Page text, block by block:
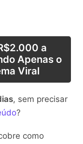
a
Apenas o
Viral
, sem precisar
?
como